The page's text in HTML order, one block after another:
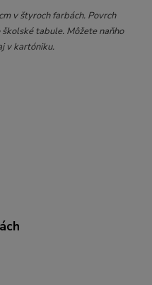
v štyroch farbách. Povrch
tabule. Môžete naňho
v kartóniku.